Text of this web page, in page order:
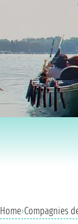
Home›Compagnies